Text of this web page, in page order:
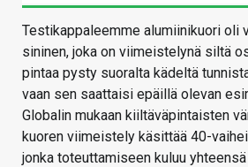
Testikappaleemme alumiinikuori oli
sininen, joka on viimeistelynä siltä
pintaa pysty suoralta kädeltä
vaan sen saattaisi epäillä olevan
Globalin mukaan kiiltäväpintaisten
kuoren viimeistely käsittää 40-
jonka toteuttamiseen kuluu